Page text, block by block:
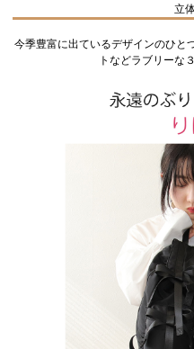
立
今季豊富に出ているデザインのひと
トなどラブリーな